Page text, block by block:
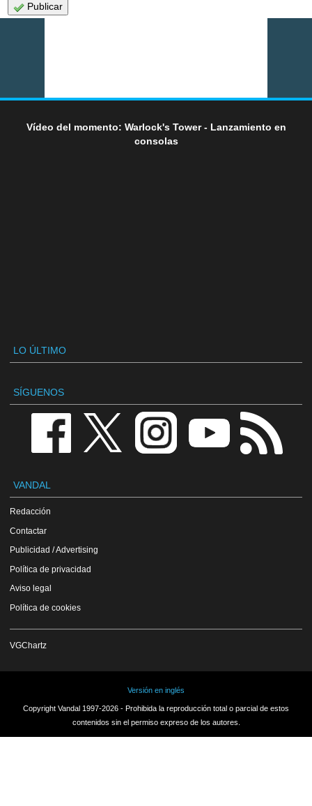
Publicar
Vídeo del momento: Warlock's Tower - Lanzamiento en
consolas
LO ÚLTIMO
SÍGUENOS
VANDAL
Redacción
Contactar
Publicidad / Advertising
Política de privacidad
Aviso legal
Política de cookies
VGChartz
Versión en inglés
Copyright Vandal 1997-2026 - Prohibida la reproducción total o parcial de estos
contenidos sin el permiso expreso de los autores.